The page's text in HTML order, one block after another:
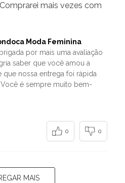
mais vezes com
Moda Feminina
por mais uma avaliação
saber que você amou a
nossa entrega foi rápida
Você é sempre muito bem-
0 0
MAIS